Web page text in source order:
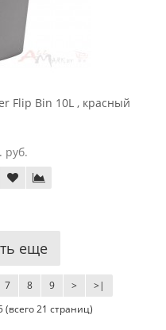
Flip Bin 10L , красный
руб.
еще
7 8 9 > >|
(всего 21 страниц)